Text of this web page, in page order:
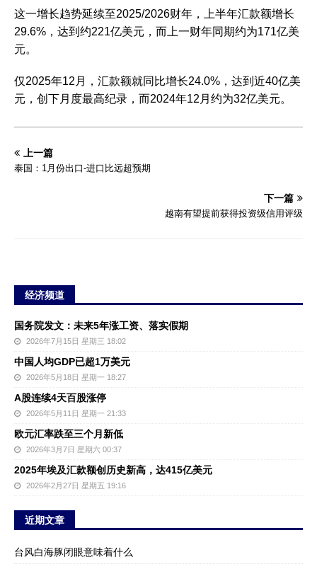
这一增长趋势延续至2025/2026财年，上半年汇款额增长
29.6%，达到约221亿美元，而上一财年同期约为171亿美
元。
仅2025年12月，汇款额就同比增长24.0%，达到近40亿美
元，创下月度最高纪录，而2024年12月约为32亿美元。
上一篇
泰国：1月份出口-进口比远超预期
下一篇
越南有望提前获得投资级信用评级
经济频道
国务院发文：未来5年涨工资、落实假期
2026年7月15日 星期三 18:02
中国人均GDP已超1万美元
2026年5月18日 星期一 18:27
A股连续4天百股涨停
2026年5月11日 星期一 21:33
欧元汇率跌至三个月新低
2026年3月7日 星期六 00:37
2025年埃及汇款额创历史新高，达415亿美元
2026年2月27日 星期五 19:16
近期文章
台风白海豚闭眼意味着什么